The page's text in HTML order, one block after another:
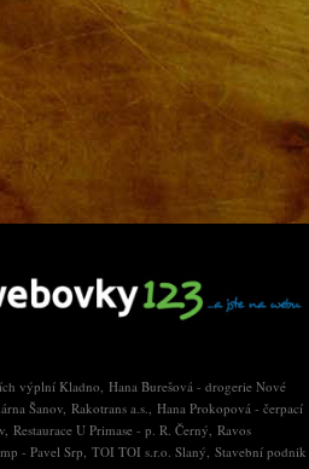
výplní Kladno, Hana Burešová - drogerie Nové
Šanov, Rakotrans a.s., Hana Prokopová - čerpací
U Primase - p. R. Černý, Ravos
- Pavel Srp, TOI TOI s.r.o. Slaný, Stavební podnik